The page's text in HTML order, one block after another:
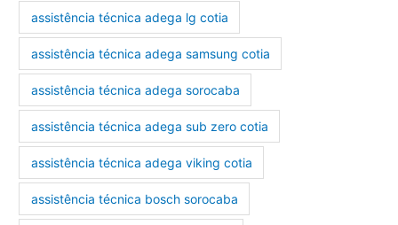
assistência técnica adega lg cotia
assistência técnica adega samsung cotia
assistência técnica adega sorocaba
assistência técnica adega sub zero cotia
assistência técnica adega viking cotia
assistência técnica bosch sorocaba